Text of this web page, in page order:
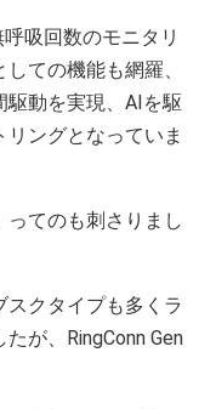
吸回数のモニタリ
ての機能も網羅、
駆動を実現、AIを駆
ングとなっていま
ってのも刺さりまし
スクタイプも多くラ
が、RingConn Gen